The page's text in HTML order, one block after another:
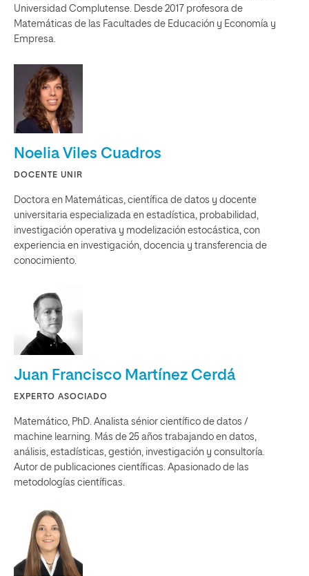
Universidad Complutense. Desde 2017 profesora de
Matemáticas de las Facultades de Educación y Economía y
Empresa.
Noelia Viles Cuadros
DOCENTE UNIR
Doctora en Matemáticas, científica de datos y docente
universitaria especializada en estadística, probabilidad,
investigación operativa y modelización estocástica, con
experiencia en investigación, docencia y transferencia de
conocimiento.
Juan Francisco Martínez Cerdá
EXPERTO ASOCIADO
Matemático, PhD. Analista sénior científico de datos /
machine learning. Más de 25 años trabajando en datos,
análisis, estadísticas, gestión, investigación y consultoría.
Autor de publicaciones científicas. Apasionado de las
metodologías científicas.